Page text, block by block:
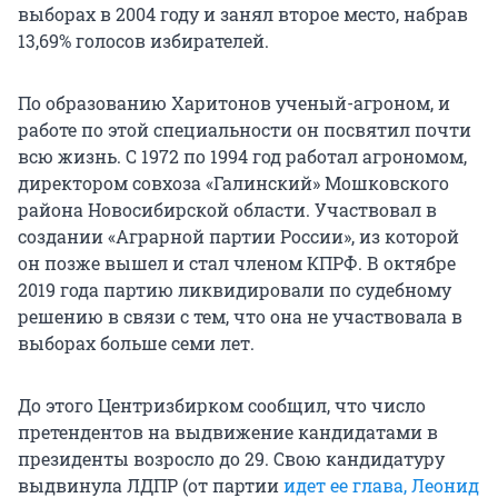
выборах в 2004 году и занял второе место, набрав
13,69% голосов избирателей.
По образованию Харитонов ученый-агроном, и
работе по этой специальности он посвятил почти
всю жизнь. С 1972 по 1994 год работал агрономом,
директором совхоза «Галинский» Мошковского
района Новосибирской области. Участвовал в
создании «Аграрной партии России», из которой
он позже вышел и стал членом КПРФ. В октябре
2019 года партию ликвидировали по судебному
решению в связи с тем, что она не участвовала в
выборах больше семи лет.
До этого Центризбирком сообщил, что число
претендентов на выдвижение кандидатами в
президенты возросло до 29. Свою кандидатуру
выдвинула ЛДПР (от партииидет ее глава, Леонид